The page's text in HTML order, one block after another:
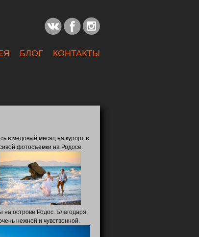
БЛОГ КОНТАКТЫ
в медовый месяц на курорт в
фотосъемки на Родосе.
острове Родос. Благодаря
нежной и чувственной.